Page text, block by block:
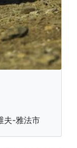
夫-雅法市